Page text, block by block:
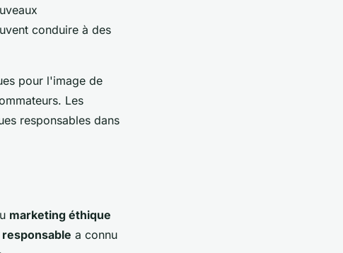
conduire à des
pour l'image de
Les
responsables dans
marketing éthique
a connu